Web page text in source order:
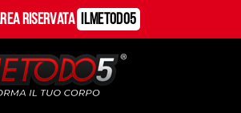
Riservata ILMetodo5